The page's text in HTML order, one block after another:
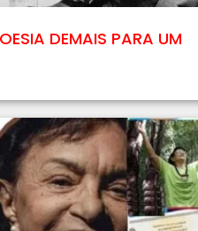
DEMAIS PARA UM